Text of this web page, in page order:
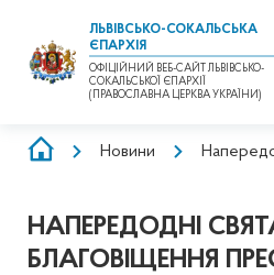
ЛЬВІВСЬКО-СОКАЛЬСЬКА
ЄПАРХІЯ
ОФІЦІЙНИЙ ВЕБ-САЙТ ЛЬВІВСЬКО-
СОКАЛЬСЬКОЇ ЄПАРХІЇ
(ПРАВОСЛАВНА ЦЕРКВА УКРАЇНИ)
РЯДОК
Новини
НАПЕРЕДОДНІ
БЛАГОВІЩЕННЯ